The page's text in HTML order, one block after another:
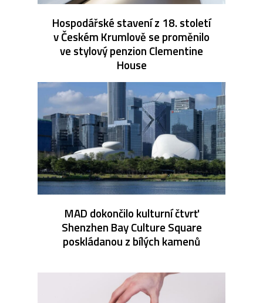
Hospodářské stavení z 18. století
v Českém Krumlově se proměnilo
ve stylový penzion Clementine
House
MAD dokončilo kulturní čtvrť
Shenzhen Bay Culture Square
poskládanou z bílých kamenů